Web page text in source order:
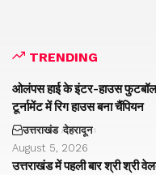
TRENDING
ओलंपस हाई के इंटर-हाउस फुटबॉल
टूर्नामेंट में रिग हाउस बना चैंपियन
उत्तराखंड देहरादून
August 5, 2026
उत्तराखंड में पहली बार श्री श्री